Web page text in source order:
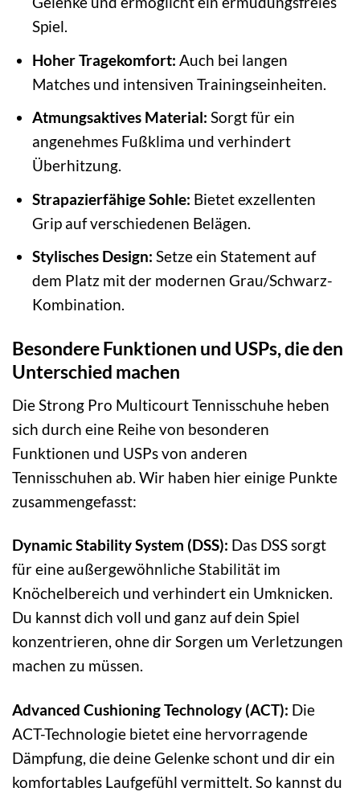
Spiel.
Hoher Tragekomfort: Auch bei langen
Matches und intensiven Trainingseinheiten.
Atmungsaktives Material: Sorgt für ein
angenehmes Fußklima und verhindert
Überhitzung.
Strapazierfähige Sohle: Bietet exzellenten
Grip auf verschiedenen Belägen.
Stylisches Design: Setze ein Statement auf
dem Platz mit der modernen Grau/Schwarz-
Kombination.
Besondere Funktionen und USPs, die den
Unterschied machen
Die Strong Pro Multicourt Tennisschuhe heben
sich durch eine Reihe von besonderen
Funktionen und USPs von anderen
Tennisschuhen ab. Wir haben hier einige Punkte
zusammengefasst:
Dynamic Stability System (DSS): Das DSS sorgt
für eine außergewöhnliche Stabilität im
Knöchelbereich und verhindert ein Umknicken.
Du kannst dich voll und ganz auf dein Spiel
konzentrieren, ohne dir Sorgen um Verletzungen
machen zu müssen.
Advanced Cushioning Technology (ACT): Die
ACT-Technologie bietet eine hervorragende
Dämpfung, die deine Gelenke schont und dir ein
komfortables Laufgefühl vermittelt. So kannst du